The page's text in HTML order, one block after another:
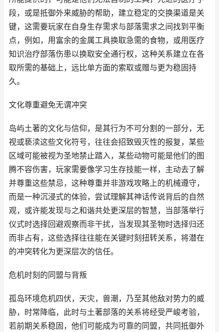
段，或是抵御外来威胁的帮助，建立稳定的交换渠道是关
键，这需要玩家在自身生存需求与部落需求之间找到平衡
点，例如，用富余的金属工具换取急需的食物，或用医疗
知识治疗部落伤患以换取安全通行权，这种关系建立在各
取所需的基础上，远比单方面的索取或赠与更为稳固持
久。
文化尊重避免无谓冲突
岛屿土著的文化与信仰，是其行为不可分割的一部分，无
视或亵渎这些文化符号，往往会招致毁灭性的报复，某些
区域可能被视为圣地禁止踏入，某些动物可能是他们的图
腾不容伤害，玩家需要像学习生存技能一样，主动去了解
并尊重这些禁忌，这种尊重并非游戏攻略上的机械遵守，
而是一种沉浸式的体验，尝试理解其神话传说背后的自然
观，或许能发现与之和谐共处更深层的智慧，当部落举行
仪式时选择回避观察而非干扰，当发现其圣物时选择归还
而非占有，这些选择往往能在关键时刻扭转关系，将潜在
的冲突转化为更深层次的信任。
危机时刻的同盟与背叛
孤岛环境危机四伏，天灾，兽潮，乃至其他敌对势力的威
胁，时常降临，此时与土著部落的关系将经受严峻考验，
若前期关系稳固，他们可能成为可靠的同盟，共同抵御外